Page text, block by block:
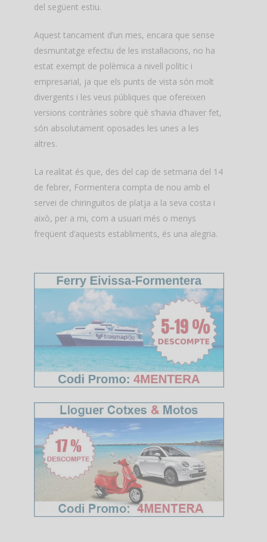
del següent estiu.
Aquest tancament d’un mes, encara que sense
desmuntatge efectiu de les instal·lacions, no ha
estat exempt de polèmica a nivell polític i
empresarial, ja que els punts de vista són molt
divergents i les veus públiques que ofereixen
versions contràries sobre què s’havia d’haver fet,
són absolutament oposades les unes a les
altres.
La realitat és que, des del cap de setmana del 14
de febrer, Formentera compta de nou amb el
servei de chiringuitos de platja a la seva costa i
això, per a mi, com a usuari més o menys
freqüent d’aquests establiments, és una alegria.